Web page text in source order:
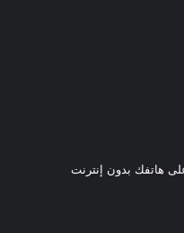
هاتفك بدون إنترنت